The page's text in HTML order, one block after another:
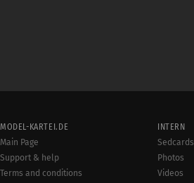
MODEL-KARTEI.DE
Main Page
Support & help
Terms and conditions
INTERN
Sedcards
Photos
Videos